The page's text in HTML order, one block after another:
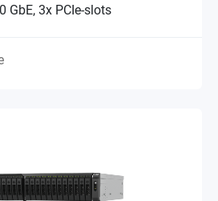
GbE, 3x PCIe-slots